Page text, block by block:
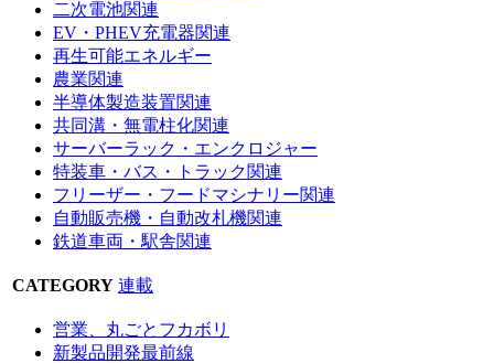
二次電池関連
EV・PHEV充電器関連
再生可能エネルギー
農業関連
半導体製造装置関連
共同溝・無電柱化関連
サーバーラック・エンクロジャー
特装車・バス・トラック関連
フリーザー・フードマシナリー関連
自動販売機・自動改札機関連
鉄道車両・駅舎関連
CATEGORY 連載
営業、丸ごとフカボリ
新製品開発最前線